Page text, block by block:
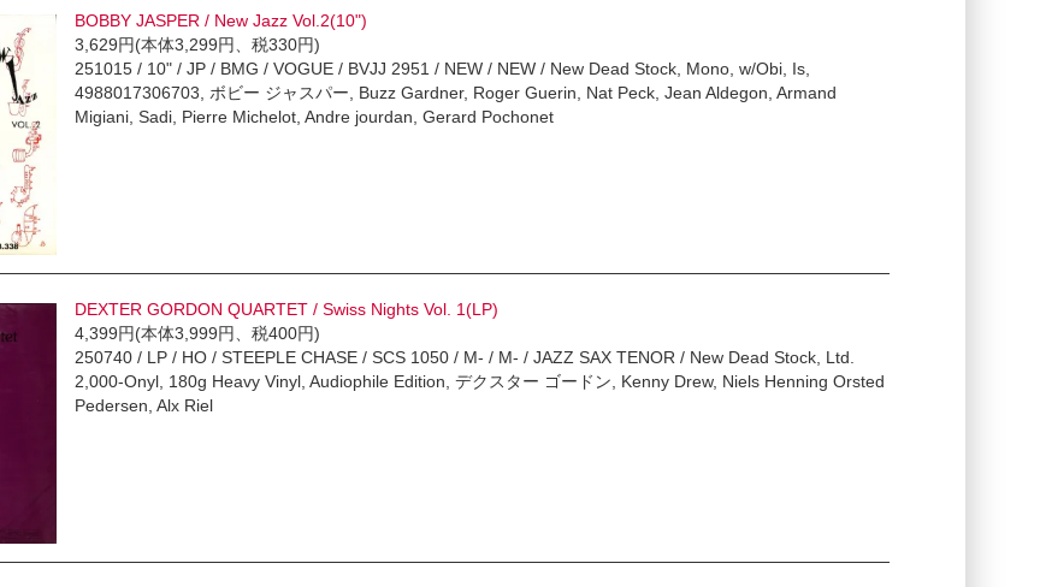
BOBBY JASPER / New Jazz Vol.2(10")
3,629円(本体3,299円、税330円)
251015 / 10" / JP / BMG / VOGUE / BVJJ 2951 / NEW / NEW / New Dead Stock, Mono, w/Obi, Is,
4988017306703, ボビー ジャスパー, Buzz Gardner, Roger Guerin, Nat Peck, Jean Aldegon, Armand
Migiani, Sadi, Pierre Michelot, Andre jourdan, Gerard Pochonet
DEXTER GORDON QUARTET / Swiss Nights Vol. 1(LP)
4,399円(本体3,999円、税400円)
250740 / LP / HO / STEEPLE CHASE / SCS 1050 / M- / M- / JAZZ SAX TENOR / New Dead Stock, Ltd.
2,000-Onyl, 180g Heavy Vinyl, Audiophile Edition, デクスター ゴードン, Kenny Drew, Niels Henning Orsted
Pedersen, Alx Riel